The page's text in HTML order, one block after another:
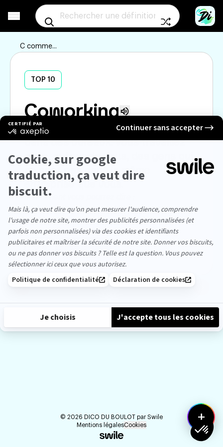
Aller à un mot
C comme...
TOP 10
Coworking Écouter la prononciation
C’est comme une colocation, mais
dans des bureaux. Vous travaillez
avec, autour de vous, des gens qui
ne sont pas dans la même
entreprise que vous.
Maintenant vous pourrez dire :
“Je bosse dans un cowork’ avec des entreprises
géniales”
like
4
likes
© 2026 DICO DU BOULOT par Swile
Mentions légalesCookies
+